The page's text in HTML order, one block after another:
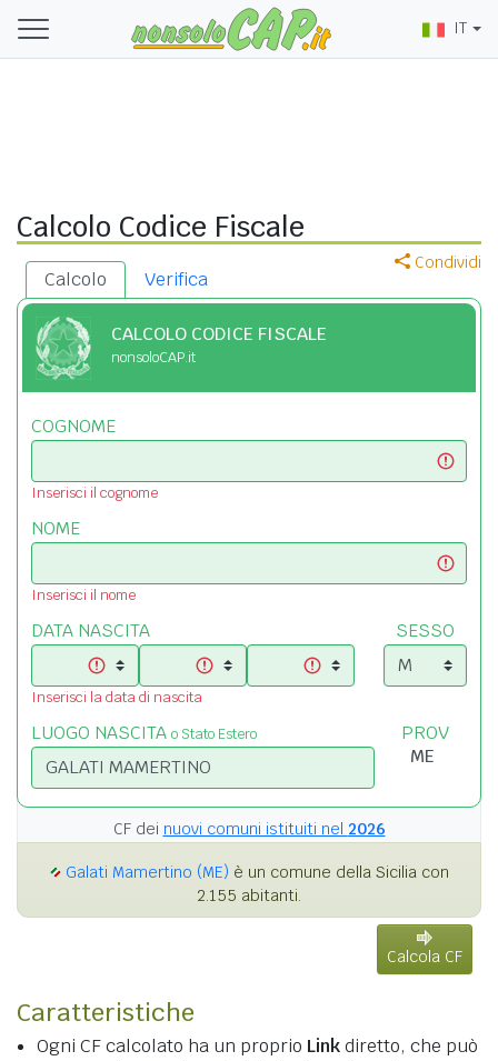
IT
Calcolo Codice Fiscale
Condividi
Calcolo Verifica
CALCOLO CODICE FISCALE
nonsoloCAP.it
COGNOME
Inserisci il cognome
NOME
Inserisci il nome
DATA NASCITA
Inserisci la data di nascita
SESSO
LUOGO NASCITA o Stato Estero PROV
CF dei nuovi comuni istituiti nel 2026
Galati Mamertino (ME) è un comune della Sicilia con
2.155 abitanti.
Calcola CF
Caratteristiche
Ogni CF calcolato ha un proprio Linkdiretto, che può